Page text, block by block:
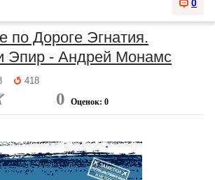
0
по Дороге Эгнатия.
Эпир - Андрей Монамс
418
0 Оценок: 0